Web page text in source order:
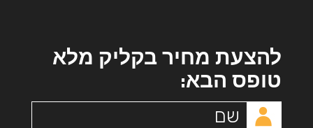
להצעת מחיר בקליק מלא
טופס הבא: